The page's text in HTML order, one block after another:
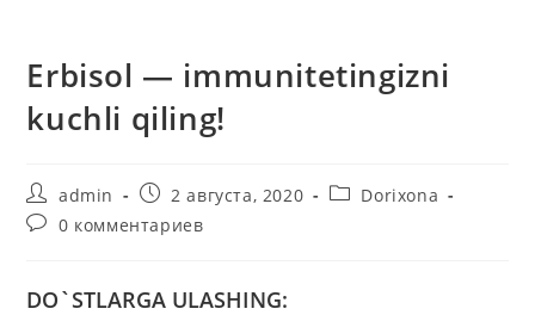
Erbisol — immunitetingizni
kuchli qiling!
Автор
записи:
admin
Запись2 августа, 2020
Рубрика
Dorixona
Комментарии
0 комментариев
DO`STLARGA ULASHING: